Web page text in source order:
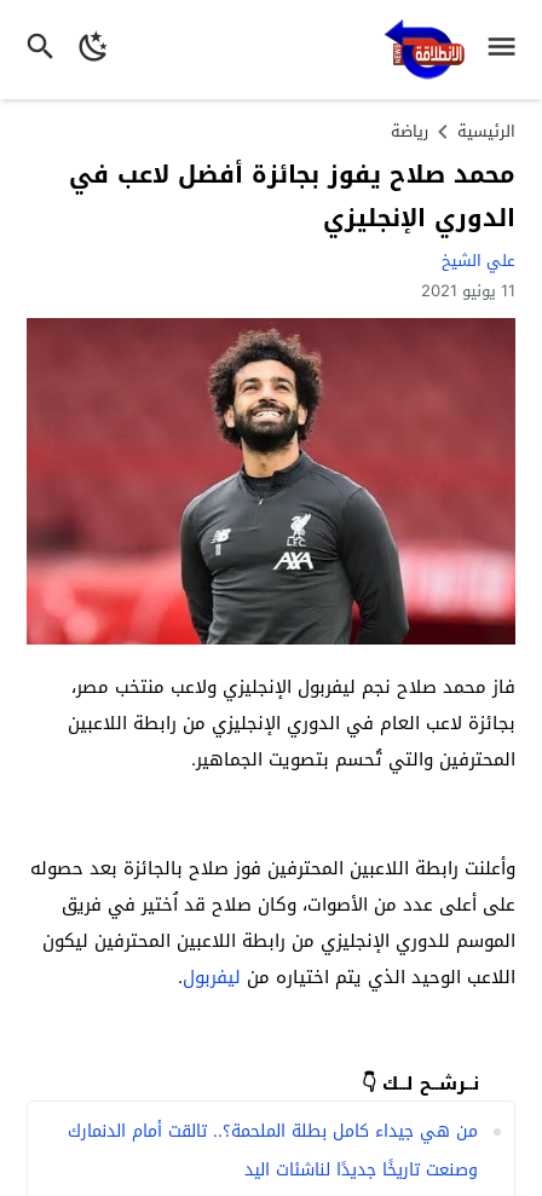
الرئيسية رياضة
محمد صلاح يفوز بجائزة أفضل لاعب في
الدوري الإنجليزي
علي الشيخ
11 يونيو 2021
فاز محمد صلاح نجم ليفربول الإنجليزي ولاعب منتخب مصر،
بجائزة لاعب العام في الدوري الإنجليزي من رابطة اللاعبين
المحترفين والتي تُحسم بتصويت الجماهير.
وأعلنت رابطة اللاعبين المحترفين فوز صلاح بالجائزة بعد حصوله
على أعلى عدد من الأصوات، وكان صلاح قد اُختير في فريق
الموسم للدوري الإنجليزي من رابطة اللاعبين المحترفين ليكون
اللاعب الوحيد الذي يتم اختياره من ليفربول.
نــرشــح لــك 👇
من هي جيداء كامل بطلة الملحمة؟.. تالقت أمام الدنمارك
وصنعت تاريخًا جديدًا لناشئات اليد